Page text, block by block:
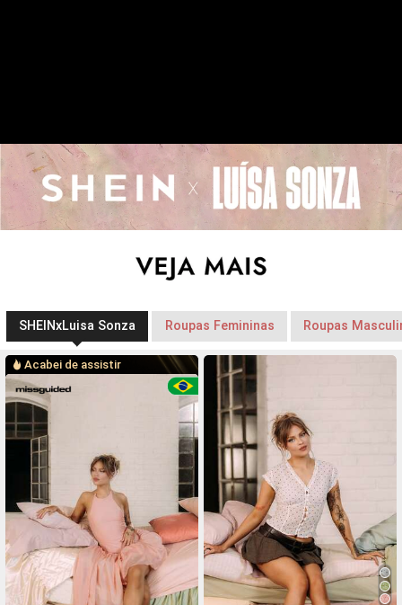
SHEINxLuisa Sonza Roupas Femininas Roupas
Acabei de assistir